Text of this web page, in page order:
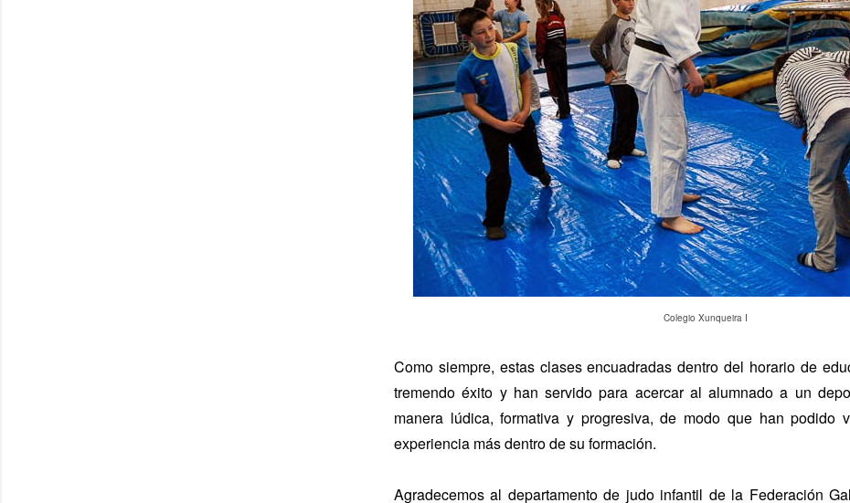
Colegio Xunqueira I
Como siempre, estas clases encuadradas dentro del horario de
tremendo éxito y han servido para acercar al alumnado a un
manera lúdica, formativa y progresiva, de modo que han podido
experiencia más dentro de su formación.
Agradecemos al departamento de judo infantil de la Federación